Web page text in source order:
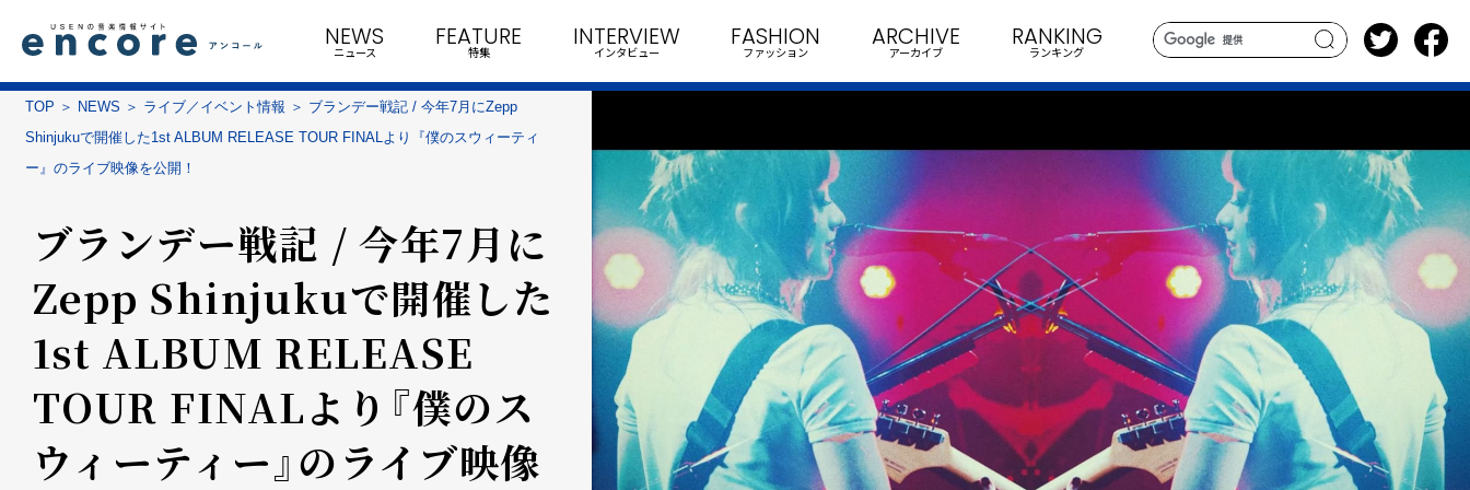
search
NEWS
ニュース
FEATURE
特集
INTERVIEW
インタビュー
FASHION
ファッション
ARCHIVE
アーカイブ
RANKING
ランキング
TOP NEWS ライブ／イベント情報
ブランデー戦記 / 今年7月にZepp
Shinjukuで開催した1st ALBUM RELEASE TOUR FINALより『僕のスウィーティ
ー』のライブ映像を公開！
ブランデー戦記 / 今年7月に
Zepp Shinjukuで開催した
1st ALBUM RELEASE
TOUR FINALより『僕のス
ウィーティー』のライブ映像